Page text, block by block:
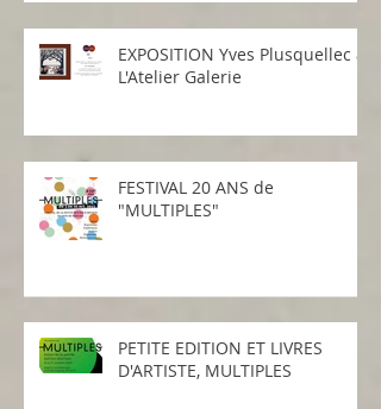
EXPOSITION Yves Plusquellec à
L'Atelier Galerie
FESTIVAL 20 ANS de
"MULTIPLES"
PETITE EDITION ET LIVRES
D'ARTISTE, MULTIPLES